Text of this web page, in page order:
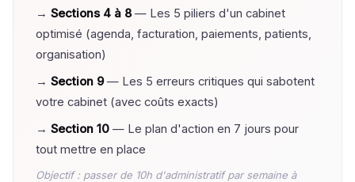
→ Sections 4 à 8— Les 5 piliers d'un cabinet
optimisé (agenda, facturation, paiements, patients,
organisation)
→ Section 9— Les 5 erreurs critiques qui sabotent
votre cabinet (avec coûts exacts)
→ Section 10 — Le plan d'action en 7 jours pour
tout mettre en place
Objectif : passer de 10h d'administratif par semaine à